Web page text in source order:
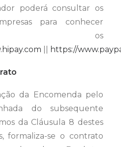
poderá consultar os
para conhecer
os
https://
da Encomenda pelo
do subsequente
da Cláusula 8 destes
formaliza-se o contrato